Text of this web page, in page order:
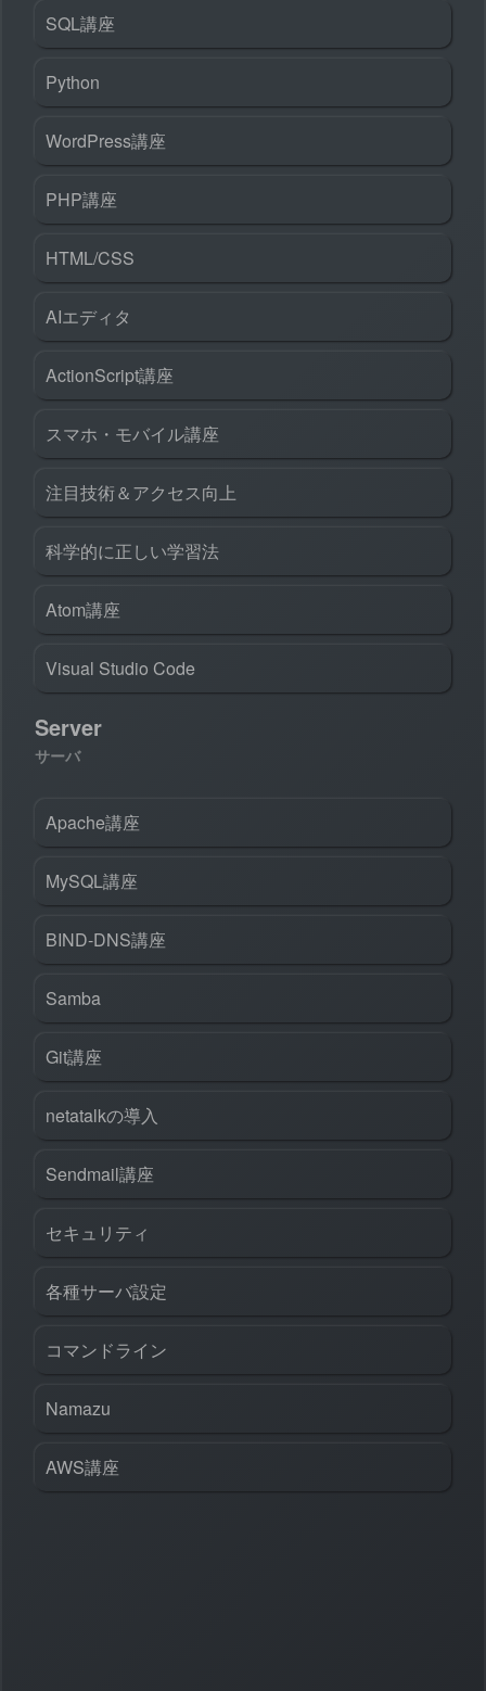
SQL講座
Python
WordPress講座
PHP講座
HTML/CSS
AIエディタ
ActionScript講座
スマホ・モバイル講座
注目技術＆アクセス向上
科学的に正しい学習法
Atom講座
Visual Studio Code
Server
サーバ
Apache講座
MySQL講座
BIND-DNS講座
Samba
Git講座
netatalkの導入
Sendmail講座
セキュリティ
各種サーバ設定
コマンドライン
Namazu
AWS講座